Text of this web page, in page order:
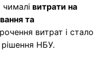
витрати на
та
витрат і стало
НБУ.